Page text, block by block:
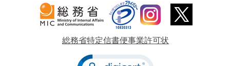
総務省特定信書便事業許可状